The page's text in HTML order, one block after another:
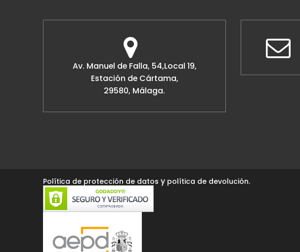
Av. Manuel de Falla, 54,Local 19,
Estación de Cártama,
29580, Málaga.
Política de protección de datos y política de devolución.